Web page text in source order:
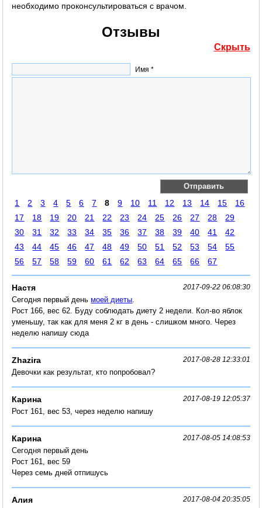
необходимо проконсультироваться с врачом.
Отзывы
Скрыть
Имя *
1 2 3 4 5 6 7 8 9 10 11 12 13 14 15
16
17
18 19 20 21 22 23 24 25 26 27 28
29
30
31 32 33 34 35 36 37 38 39 40 41
42
43
44 45 46 47 48 49 50 51 52 53 54
55
56
57 58 59 60 61 62 63 64 65 66 67
Настя 2017-09-22 06:08:30
Сегодня первый деньмоей диеты
Рост 166, вес 62. Буду соблюдать диету 2 недели. Кол-во яблок
уменьшу, так как для меня 2 кг в день - слишком много. Через
неделю напишу сюда
Zhazira 2017-08-28 12:33:01
Девочки как результат, кто попробовал?
Карина 2017-08-19 12:05:37
Рост 161, вес 53, через неделю напишу
Карина 2017-08-05 14:08:53
Сегодня первый день
Рост 161, вес 59
Через семь дней отпишусь
Алия 2017-08-04 20:35:05